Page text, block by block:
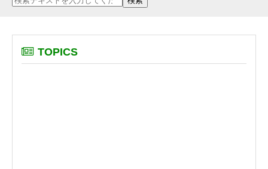
TOPICS